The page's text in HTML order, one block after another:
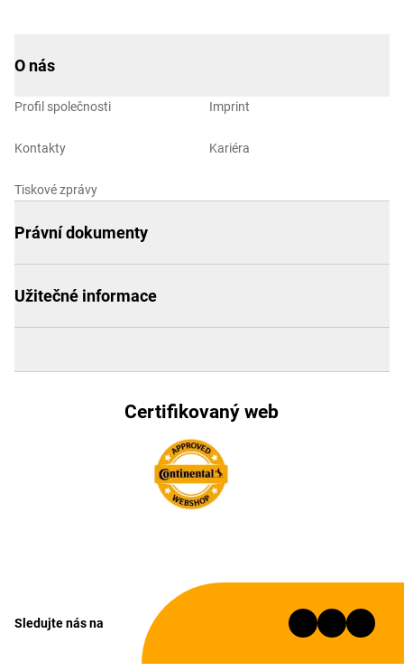
O nás
Profil společnosti
Kontakty
Tiskové zprávy
Imprint
Kariéra
Právní dokumenty
Užitečné informace
Certifikovaný web
Sledujte nás na